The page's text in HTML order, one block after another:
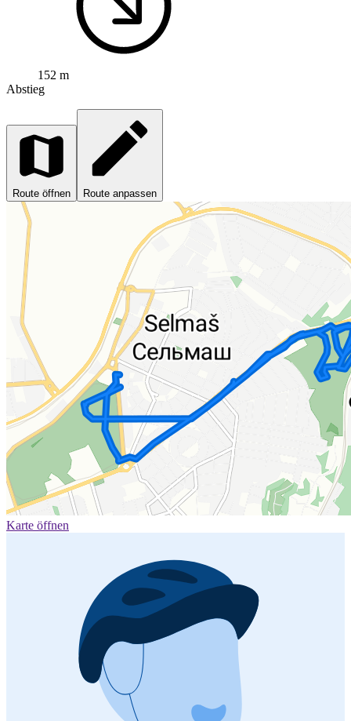
152 m
Abstieg
Route öffnen Route anpassen
Karte öffnen